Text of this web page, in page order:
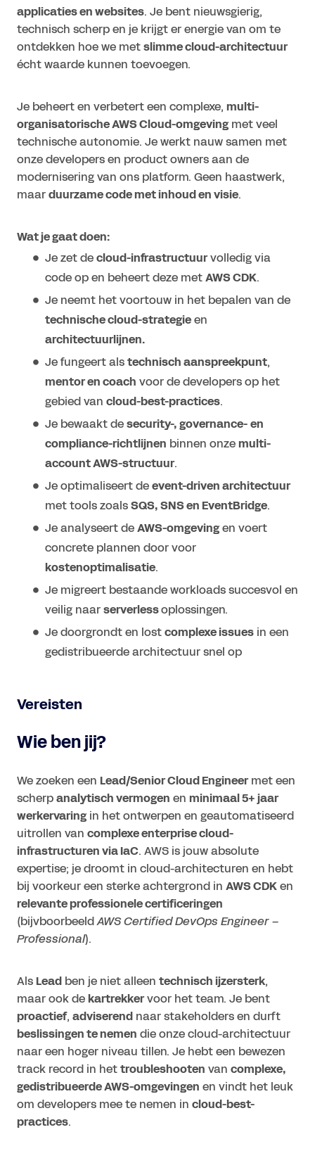
applicaties en websites. Je bent nieuwsgierig,
technisch scherp en je krijgt er energie van om te
ontdekken hoe we metslimme cloud-architectuur
écht waarde kunnen toevoegen.
Je beheert en verbetert een complexe, multi-
organisatorische AWS Cloud-omgeving met veel
technische autonomie. Je werkt nauw samen met
onze developers en product owners aan de
modernisering van ons platform. Geen haastwerk,
maarduurzame code met inhoud en visie.
Wat je gaat doen:
Je zet decloud-infrastructuurvolledig via
code op en beheert deze metAWS CDK.
Je neemt het voortouw in het bepalen van de
technische cloud-strategieen
architectuurlijnen.
Je fungeert alstechnisch aanspreekpunt,
mentor en coach voor de developers op het
gebied van cloud-best-practices.
Je bewaakt desecurity-, governance- en
compliance-richtlijnen binnen onzemulti-
account AWS-structuur.
Je optimaliseert deevent-driven architectuur
met tools zoalsSQS, SNS en EventBridge.
Je analyseert deAWS-omgevingen voert
concrete plannen door voor
kostenoptimalisatie.
Je migreert bestaande workloads succesvol en
veilig naarserverlessoplossingen.
Je doorgrondt en lostcomplexe issues in een
gedistribueerde architectuur snel op
Vereisten
Wie ben jij?
We zoeken een Lead/Senior Cloud Engineermet een
scherpanalytisch vermogen en minimaal 5+ jaar
werkervaring in het ontwerpen en geautomatiseerd
uitrollen van complexe enterprise cloud-
infrastructuren via IaC. AWS is jouw absolute
expertise; je droomt in cloud-architecturen en hebt
bij voorkeur een sterke achtergrond in AWS CDKen
relevante professionele certificeringen
(bijvboorbeeldAWS Certified DevOps Engineer –
Professional).
Als Lead ben je niet alleen technisch ijzersterk,
maar ook dekartrekkervoor het team. Je bent
proactief, adviserend naar stakeholders en durft
beslissingen te nemen die onze cloud-architectuur
naar een hoger niveau tillen. Je hebt een bewezen
track record in hettroubleshooten van complexe,
gedistribueerde AWS-omgevingen en vindt het leuk
om developers mee te nemen in cloud-best-
practices.